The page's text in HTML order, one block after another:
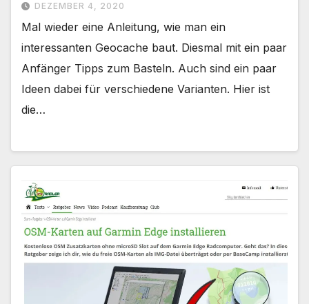
DEZEMBER 4, 2020
Mal wieder eine Anleitung, wie man ein
interessanten Geocache baut. Diesmal mit ein paar
Anfänger Tipps zum Basteln. Auch sind ein paar
Ideen dabei für verschiedene Varianten. Hier ist
die…